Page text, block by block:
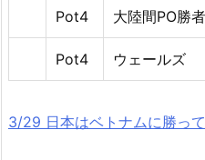
Pot4 大陸間PO勝
Pot4 ウェールズ
3/29 日本はベトナムに勝っ